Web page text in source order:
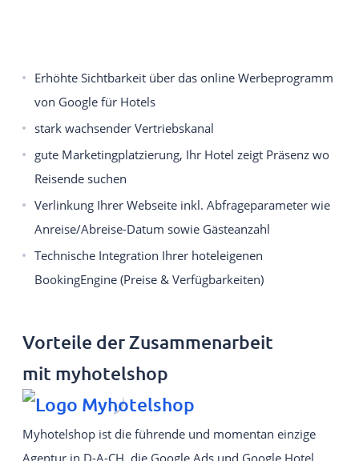
Erhöhte Sichtbarkeit über das online Werbeprogramm
von Google für Hotels
stark wachsender Vertriebskanal
gute Marketingplatzierung, Ihr Hotel zeigt Präsenz wo
Reisende suchen
Verlinkung Ihrer Webseite inkl. Abfrageparameter wie
Anreise/Abreise-Datum sowie Gästeanzahl
Technische Integration Ihrer hoteleigenen
BookingEngine (Preise & Verfügbarkeiten)
Vorteile der Zusammenarbeit
mit myhotelshop
Myhotelshop ist die führende und momentan einzige
Agentur in D-A-CH, die Google Ads und Google Hotel